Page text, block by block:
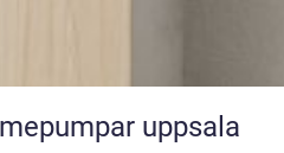
uppsala